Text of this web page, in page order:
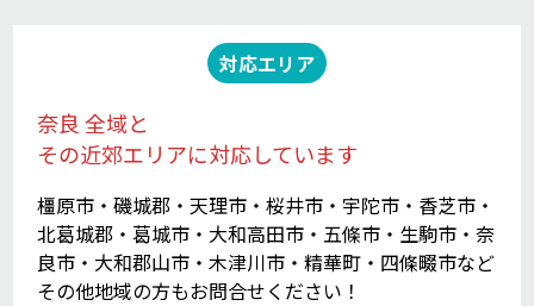
対応エリア
奈良 全域と
その近郊エリアに対応しています
橿原市・磯城郡・天理市・桜井市・宇陀市・香芝市・
北葛城郡・葛城市・大和高田市・五條市・生駒市・奈
良市・大和郡山市・木津川市・精華町・四條畷市など
その他地域の方もお問合せください！